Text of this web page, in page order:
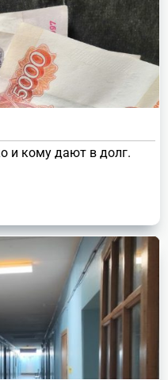
и кому дают в долг.